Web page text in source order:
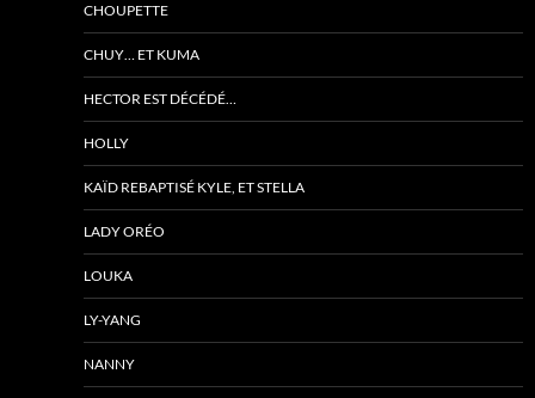
CHOUPETTE
CHUY… ET KUMA
HECTOR EST DÉCÉDÉ…
HOLLY
KAÏD REBAPTISÉ KYLE, ET STELLA
LADY ORÉO
LOUKA
LY-YANG
NANNY